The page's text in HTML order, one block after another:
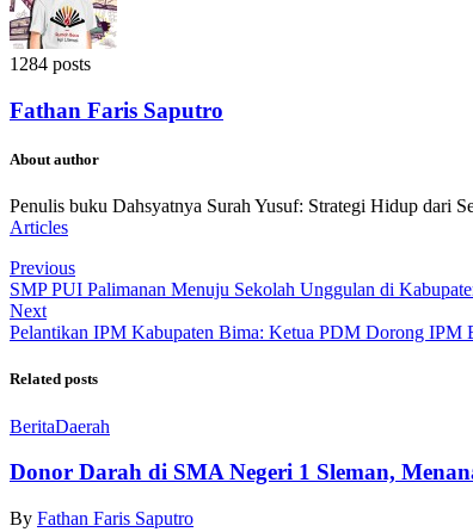
1284 posts
Fathan Faris Saputro
About author
Penulis buku Dahsyatnya Surah Yusuf: Strategi Hidup dari
Articles
Previous
SMP PUI Palimanan Menuju Sekolah Unggulan di
Next
Pelantikan IPM Kabupaten Bima: Ketua PDM Dorong IPM
Related posts
BeritaDaerah
Donor Darah di SMA Negeri 1 Sleman,
By Fathan Faris Saputro